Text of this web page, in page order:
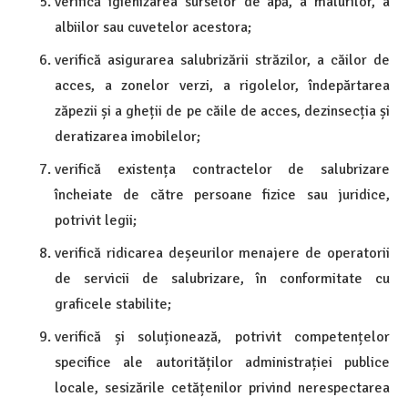
albiilor sau cuvetelor acestora;
verifică asigurarea salubrizării străzilor, a căilor de
acces, a zonelor verzi, a rigolelor, îndepărtarea
zăpezii și a gheții de pe căile de acces, dezinsecția și
deratizarea imobilelor;
verifică existența contractelor de salubrizare
încheiate de către persoane fizice sau juridice,
potrivit legii;
verifică ridicarea deșeurilor menajere de operatorii
de servicii de salubrizare, în conformitate cu
graficele stabilite;
verifică și soluționează, potrivit competențelor
specifice ale autorităților administrației publice
locale, sesizările cetățenilor privind nerespectarea